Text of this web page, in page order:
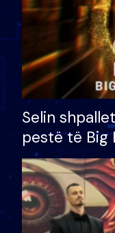
Selin
pestë të Big
çmimin e